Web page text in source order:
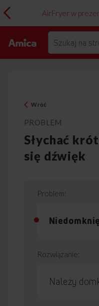
AirFryer w
Wróć
PROBLEM
Słychać
się dźwięk
Należy